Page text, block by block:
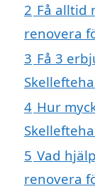
2 Få alltid
renovera
3 Få 3
4 Hur
5 Vad
renovera